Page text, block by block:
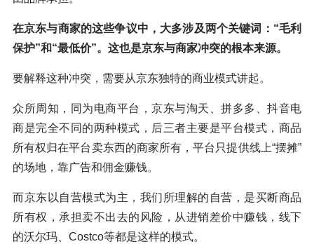
在京东与商家的这些争议中，大多涉及两个关键词：“毛利
保护”和“最低价”。这也是京东与商家冲突的根本来源。
要解释这种冲突，需要从京东独特的商业模式讲起。
众所周知，同为电商平台，京东与淘天、拼多多、抖音电
商是完全不同的两种模式，后三者主要是平台模式，商品
所有权归在平台卖东西的商家所有，平台只提供线上“摆摊”
的场地，靠广告和佣金赚钱。
而京东以自营模式为主，我们所理解的自营，是买断商品
所有权，承担卖不出去的风险，从进销差价中赚钱，线下
的沃尔玛、Costco等都是这样的模式。